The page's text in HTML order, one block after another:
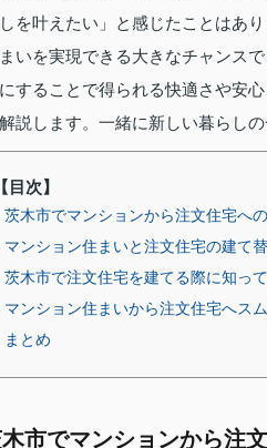
を叶えたい」と感じたことはあ
いを実現できる大きなチャンス
することで得られる快適さや安
説します。一緒に新しい暮らしの
【目次】
茨木市でマンションから注文住宅へ
マンション住まいと注文住宅の建て
茨木市で注文住宅を建てる際に知っ
マンション住まいから注文住宅へス
まとめ
市でマンションから注